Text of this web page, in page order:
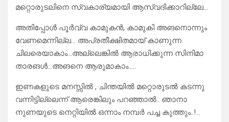
മറ്റൊരുടലിനെ സ്വകാര്യമായി ആസ്വദിക്കാറില്ലേ…
അതിപ്പോൾ പൂർവ്വ കാമുകൻ, കാമുകി അങനൊന്നും
വേണമെന്നില്ല… അപ്രതീക്ഷിതമായ് കാണുന്ന
ചിലരെയാകാം…അല്ലെങ്കിൽ ആരാധിക്കുന്ന സിനിമാ
താരങൾ…അങനെ ആരുമാകാം…..
ഇണകളുടെ മനസ്സിൽ , ചിന്തയിൽ മറ്റൊരുടൽ കടന്നു
വന്നിട്ടില്ലെന്ന് ആരെങ്കിലും പറഞ്ഞാൽ.. ഞാനാ
നുണയുടെ നെറ്റിയിൽ ഒന്നാം നമ്പർ പച്ച കുത്തും..!…